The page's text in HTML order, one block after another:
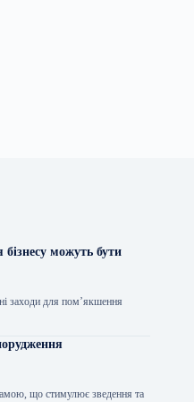
можуть бути
заходи для пом’якшення
що стимулює зведення та